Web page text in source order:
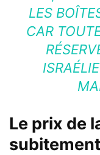
LES
CAR
Le prix de
subitement